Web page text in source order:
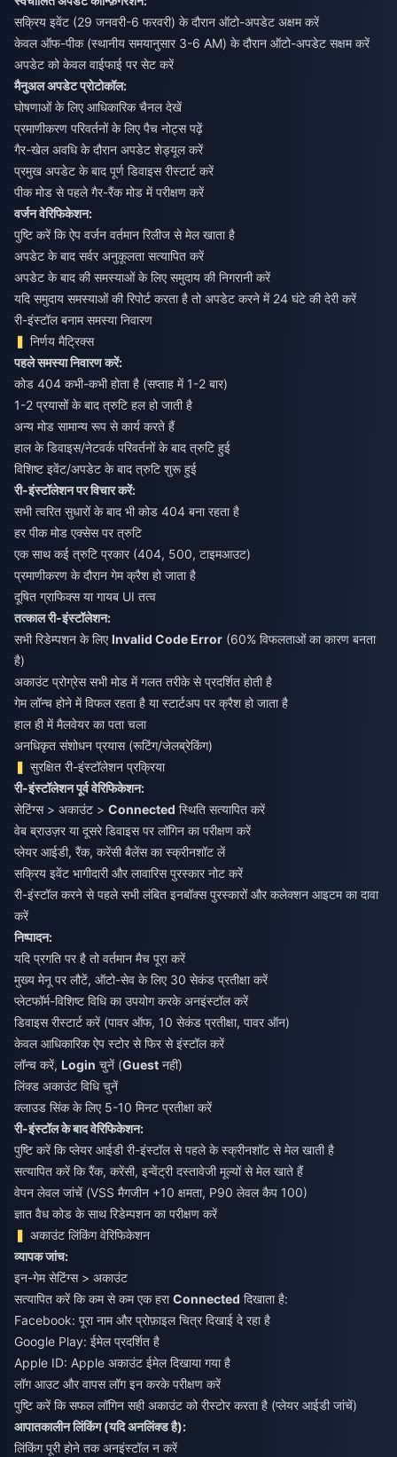
सक्रिय इवेंट (29 जनवरी-6 फरवरी) के दौरान ऑटो-अपडेट अक्षम करें
केवल ऑफ-पीक (स्थानीय समयानुसार 3-6 AM) के दौरान ऑटो-अपडेट सक्षम करें
अपडेट को केवल वाईफाई पर सेट करें
मैनुअल अपडेट प्रोटोकॉल:
घोषणाओं के लिए आधिकारिक चैनल देखें
प्रमाणीकरण परिवर्तनों के लिए पैच नोट्स पढ़ें
गैर-खेल अवधि के दौरान अपडेट शेड्यूल करें
प्रमुख अपडेट के बाद पूर्ण डिवाइस रीस्टार्ट करें
पीक मोड से पहले गैर-रैंक मोड में परीक्षण करें
वर्जन वेरिफिकेशन:
पुष्टि करें कि ऐप वर्जन वर्तमान रिलीज से मेल खाता है
अपडेट के बाद सर्वर अनुकूलता सत्यापित करें
अपडेट के बाद की समस्याओं के लिए समुदाय की निगरानी करें
यदि समुदाय समस्याओं की रिपोर्ट करता है तो अपडेट करने में 24 घंटे की देरी करें
री-इंस्टॉल बनाम समस्या निवारण
निर्णय मैट्रिक्स
पहले समस्या निवारण करें:
कोड 404 कभी-कभी होता है (सप्ताह में 1-2 बार)
1-2 प्रयासों के बाद त्रुटि हल हो जाती है
अन्य मोड सामान्य रूप से कार्य करते हैं
हाल के डिवाइस/नेटवर्क परिवर्तनों के बाद त्रुटि हुई
विशिष्ट इवेंट/अपडेट के बाद त्रुटि शुरू हुई
री-इंस्टॉलेशन पर विचार करें:
सभी त्वरित सुधारों के बाद भी कोड 404 बना रहता है
हर पीक मोड एक्सेस पर त्रुटि
एक साथ कई त्रुटि प्रकार (404, 500, टाइमआउट)
प्रमाणीकरण के दौरान गेम क्रैश हो जाता है
दूषित ग्राफिक्स या गायब UI तत्व
तत्काल री-इंस्टॉलेशन:
सभी रिडेम्पशन के लिएInvalid Code Error (60% विफलताओं का कारण बनता
है)
अकाउंट प्रोग्रेस सभी मोड में गलत तरीके से प्रदर्शित होती है
गेम लॉन्च होने में विफल रहता है या स्टार्टअप पर क्रैश हो जाता है
हाल ही में मैलवेयर का पता चला
अनधिकृत संशोधन प्रयास (रूटिंग/जेलब्रेकिंग)
सुरक्षित री-इंस्टॉलेशन प्रक्रिया
री-इंस्टॉलेशन पूर्व वेरिफिकेशन:
सेटिंग्स > अकाउंट > Connected स्थिति सत्यापित करें
वेब ब्राउज़र या दूसरे डिवाइस पर लॉगिन का परीक्षण करें
प्लेयर आईडी, रैंक, करेंसी बैलेंस का स्क्रीनशॉट लें
सक्रिय इवेंट भागीदारी और लावारिस पुरस्कार नोट करें
री-इंस्टॉल करने से पहले सभी लंबित इनबॉक्स पुरस्कारों और कलेक्शन आइटम का दावा
करें
निष्पादन:
यदि प्रगति पर है तो वर्तमान मैच पूरा करें
मुख्य मेनू पर लौटें, ऑटो-सेव के लिए 30 सेकंड प्रतीक्षा करें
प्लेटफॉर्म-विशिष्ट विधि का उपयोग करके अनइंस्टॉल करें
डिवाइस रीस्टार्ट करें (पावर ऑफ, 10 सेकंड प्रतीक्षा, पावर ऑन)
केवल आधिकारिक ऐप स्टोर से फिर से इंस्टॉल करें
लॉन्च करें, Login चुनें (Guest नहीं)
लिंक्ड अकाउंट विधि चुनें
क्लाउड सिंक के लिए 5-10 मिनट प्रतीक्षा करें
री-इंस्टॉल के बाद वेरिफिकेशन:
पुष्टि करें कि प्लेयर आईडी री-इंस्टॉल से पहले के स्क्रीनशॉट से मेल खाती है
सत्यापित करें कि रैंक, करेंसी, इन्वेंट्री दस्तावेजी मूल्यों से मेल खाते हैं
वेपन लेवल जांचें (VSS मैगजीन +10 क्षमता, P90 लेवल कैप 100)
ज्ञात वैध कोड के साथ रिडेम्पशन का परीक्षण करें
अकाउंट लिंकिंग वेरिफिकेशन
व्यापक जांच:
इन-गेम सेटिंग्स > अकाउंट
सत्यापित करें कि कम से कम एक हराConnected दिखाता है:
Facebook: पूरा नाम और प्रोफ़ाइल चित्र दिखाई दे रहा है
Google Play: ईमेल प्रदर्शित है
Apple ID: Apple अकाउंट ईमेल दिखाया गया है
लॉग आउट और वापस लॉग इन करके परीक्षण करें
पुष्टि करें कि सफल लॉगिन सही अकाउंट को रीस्टोर करता है (प्लेयर आईडी जांचें)
आपातकालीन लिंकिंग (यदि अनलिंक्ड है):
लिंकिंग पूरी होने तक अनइंस्टॉल न करें